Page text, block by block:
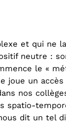
et qui ne
neutre :
le «
joue un
nos
dit un tel